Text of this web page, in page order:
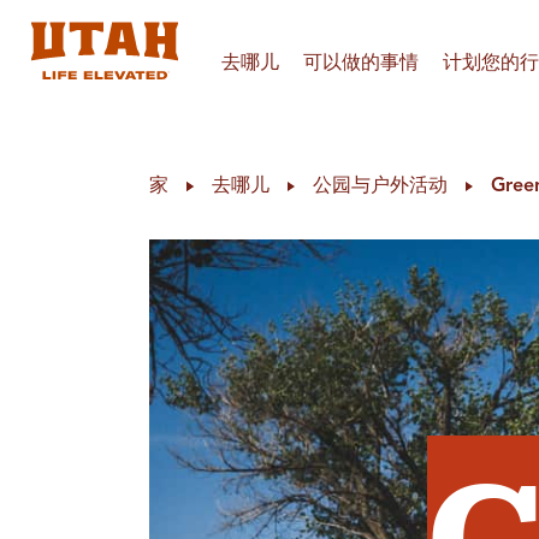
去哪儿 可以做的事情 计划您的
家 去哪儿 公园与户外活动